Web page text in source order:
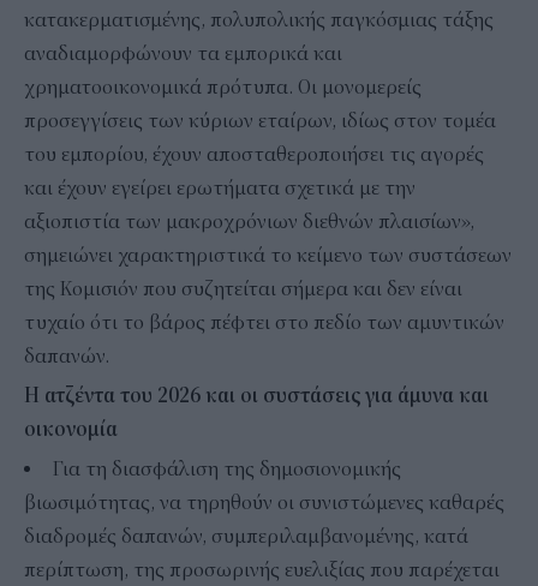
κατακερματισμένης, πολυπολικής παγκόσμιας τάξης
αναδιαμορφώνουν τα εμπορικά και
χρηματοοικονομικά πρότυπα. Οι μονομερείς
προσεγγίσεις των κύριων εταίρων, ιδίως στον τομέα
του εμπορίου, έχουν αποσταθεροποιήσει τις αγορές
και έχουν εγείρει ερωτήματα σχετικά με την
αξιοπιστία των μακροχρόνιων διεθνών πλαισίων»,
σημειώνει χαρακτηριστικά το κείμενο των συστάσεων
της Κομισιόν που συζητείται σήμερα και δεν είναι
τυχαίο ότι το βάρος πέφτει στο πεδίο των αμυντικών
δαπανών.
Η ατζέντα του 2026 και οι συστάσεις για άμυνα και
οικονομία
Για τη διασφάλιση της δημοσιονομικής
βιωσιμότητας, να τηρηθούν οι συνιστώμενες καθαρές
διαδρομές δαπανών, συμπεριλαμβανομένης, κατά
περίπτωση, της προσωρινής ευελιξίας που παρέχεται